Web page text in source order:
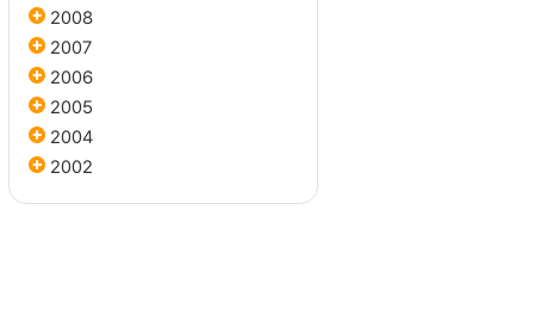
2008
2007
2006
2005
2004
2002